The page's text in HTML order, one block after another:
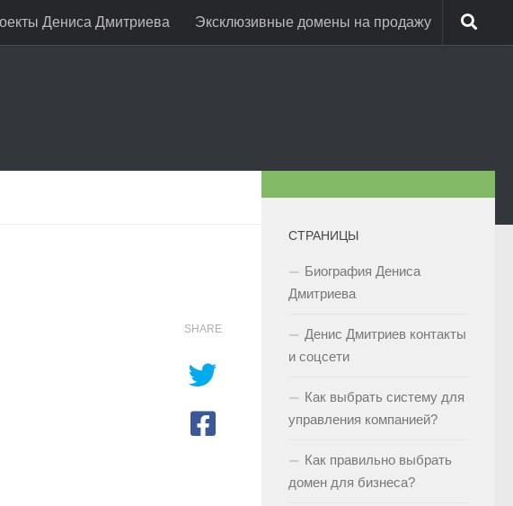
Дениса Дмитриева Эксклюзивные домены на продажу
SHARE
СТРАНИЦЫ
Биография Дениса
Дмитриева
Денис Дмитриев контакты
и соцсети
Как выбрать систему для
управления компанией?
Как правильно выбрать
домен для бизнеса?